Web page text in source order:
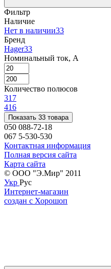
Фильтр
Наличие
Нет в наличии33
Бренд
Hager33
Номинальный ток, А
Количество полюсов
317
416
Показать 33 товара
050 088-72-18
067 5-530-530
Контактная информация
Полная версия сайта
Карта сайта
© ООО "Э.Мир" 2011
Укр Рус
Интернет-магазин
создан с Хорошоп